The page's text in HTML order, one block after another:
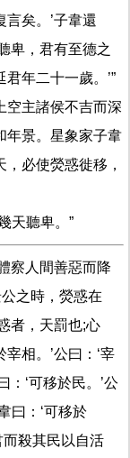
矣。’子韋還
卑，君有至德之
年二十一歲。’”
空主諸侯不吉而深
年景。星象家子韋
必使熒惑徙移，
天聽卑。”
察人間善惡而降
之時，熒惑在
者，天罰也;心
相。’公曰：‘宰
：‘可移於民。’公
曰：‘可移於
而殺其民以自活